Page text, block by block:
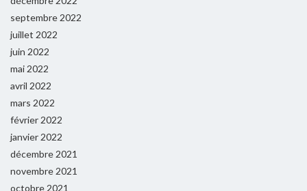
septembre 2022
juillet 2022
juin 2022
mai 2022
avril 2022
mars 2022
février 2022
janvier 2022
décembre 2021
novembre 2021
octobre 2021